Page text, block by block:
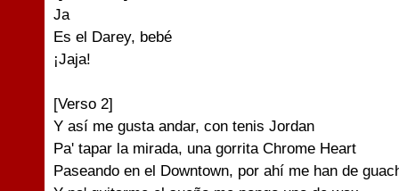
Ja
Es el Darey, bebé
¡Jaja!
[Verso 2]
Y así me gusta andar, con tenis Jordan
Pa' tapar la mirada, una gorrita Chrome Heart
Paseando en el Downtown, por ahí me han de